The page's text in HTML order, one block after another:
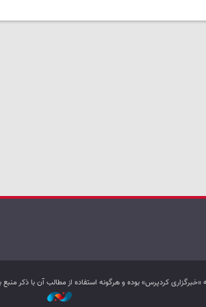
«خبرگزاری کردپرس» بوده و هرگونه استفاده از مطالب آن با